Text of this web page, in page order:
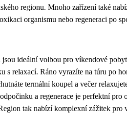
regionu. Mnoho zařízení také
organismu nebo regeneraci po
jsou ideální volbou pro víkendové
s relaxací. Ráno vyrazíte na túru po
termální koupel a večer
a regenerace je perfektní pro
tak nabízí komplexní zážitek pro